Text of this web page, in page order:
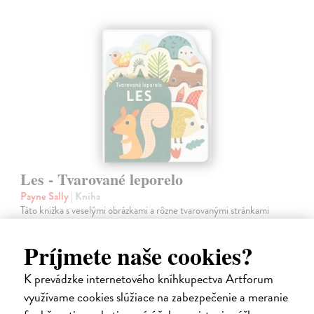
Príjmete naše cookies?
K prevádzke internetového kníhkupectva Artforum
využívame cookies slúžiace na zabezpečenie a meranie
Les - Tvarované leporelo
Payne Sally| Kniha
Táto knižka s veselými obrázkami a rôzne tvarovanými stránkami
7,66 €
7,90 €